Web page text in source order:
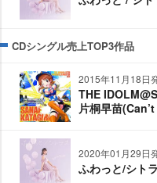
CDシングル売上TOP3作品
2015年11月18日
THE
片桐早苗
2020年01月29日
ふわっと/シト